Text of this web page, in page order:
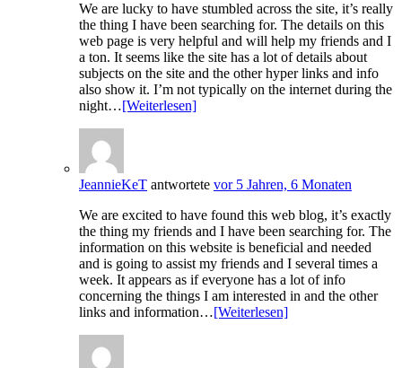
We are lucky to have stumbled across the site, it’s really
the thing I have been searching for. The details on this
web page is very helpful and will help my friends and I
a ton. It seems like the site has a lot of details about
subjects on the site and the other hyper links and info
also show it. I’m not typically on the internet during the
night…[Weiterlesen]
JeannieKeT antwortete vor 5 Jahren, 6 Monaten
We are excited to have found this web blog, it’s exactly
the thing my friends and I have been searching for. The
information on this website is beneficial and needed
and is going to assist my friends and I several times a
week. It appears as if everyone has a lot of info
concerning the things I am interested in and the other
links and information…[Weiterlesen]